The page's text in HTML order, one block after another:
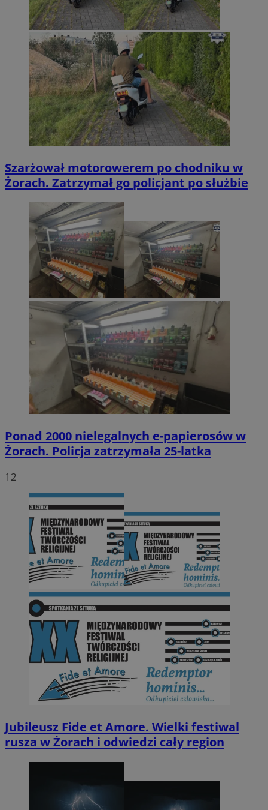
Szarżował motorowerem po chodniku w
Żorach. Zatrzymał go policjant po służbie
Ponad 2000 nielegalnych e-papierosów w
Żorach. Policja zatrzymała 25-latka
12
Jubileusz Fide et Amore. Wielki festiwal
rusza w Żorach i odwiedzi cały region